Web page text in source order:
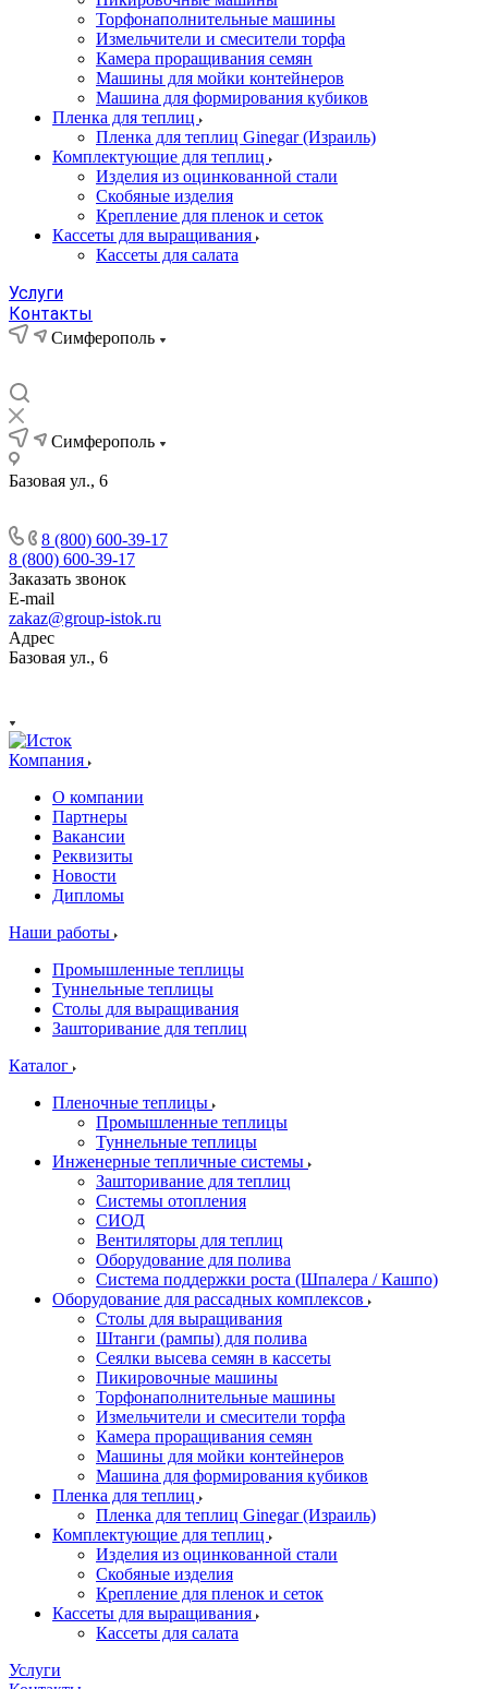
Торфонаполнительные машины
Измельчители и смесители торфа
Камера проращивания семян
Машины для мойки контейнеров
Машина для формирования кубиков
Пленка для теплиц
Пленка для теплиц Ginegar (Израиль)
Комплектующие для теплиц
Изделия из оцинкованной стали
Скобяные изделия
Крепление для пленок и сеток
Кассеты для выращивания
Кассеты для салата
Услуги
Контакты
Симферополь
Симферополь
Базовая ул., 6
8 (800) 600-39-17
8 (800) 600-39-17
Заказать звонок
E-mail
zakaz@group-istok.ru
Адрес
Базовая ул., 6
Компания
О компании
Партнеры
Вакансии
Реквизиты
Новости
Дипломы
Наши работы
Промышленные теплицы
Туннельные теплицы
Столы для выращивания
Зашторивание для теплиц
Каталог
Пленочные теплицы
Промышленные теплицы
Туннельные теплицы
Инженерные тепличные системы
Зашторивание для теплиц
Системы отопления
СИОД
Вентиляторы для теплиц
Оборудование для полива
Система поддержки роста (Шпалера / Кашпо)
Оборудование для рассадных комплексов
Столы для выращивания
Штанги (рампы) для полива
Сеялки высева семян в кассеты
Пикировочные машины
Торфонаполнительные машины
Измельчители и смесители торфа
Камера проращивания семян
Машины для мойки контейнеров
Машина для формирования кубиков
Пленка для теплиц
Пленка для теплиц Ginegar (Израиль)
Комплектующие для теплиц
Изделия из оцинкованной стали
Скобяные изделия
Крепление для пленок и сеток
Кассеты для выращивания
Кассеты для салата
Услуги